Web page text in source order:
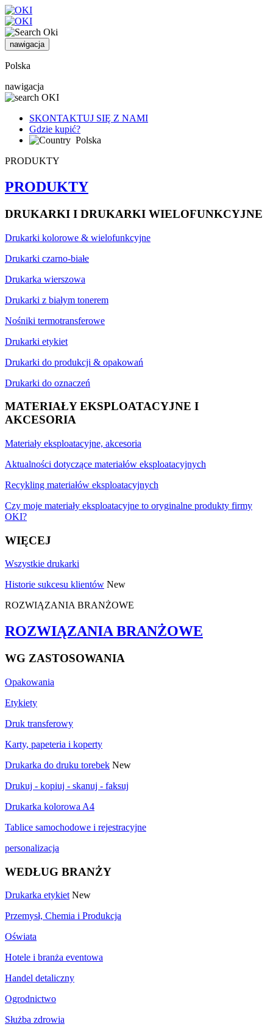
nawigacja
Polska
nawigacja
SKONTAKTUJ SIĘ Z NAMI
Gdzie kupić?
Polska
PRODUKTY
PRODUKTY
DRUKARKI I DRUKARKI WIELOFUNKCYJNE
Drukarki kolorowe & wielofunkcyjne
Drukarki czarno-białe
Drukarka wierszowa
Drukarki z białym tonerem
Nośniki termotransferowe
Drukarki etykiet
Drukarki do produkcji & opakowań
Drukarki do oznaczeń
MATERIAŁY EKSPLOATACYJNE I
AKCESORIA
Materiały eksploatacyjne, akcesoria
Aktualności dotyczące materiałów eksploatacyjnych
Recykling materiałów eksploatacyjnych
Czy moje materiały eksploatacyjne to oryginalne produkty firmy
OKI?
WIĘCEJ
Wszystkie drukarki
Historie sukcesu klientów New
ROZWIĄZANIA BRANŻOWE
ROZWIĄZANIA BRANŻOWE
WG ZASTOSOWANIA
Opakowania
Etykiety
Druk transferowy
Karty, papeteria i koperty
Drukarka do druku torebek New
Drukuj - kopiuj - skanuj - faksuj
Drukarka kolorowa A4
Tablice samochodowe i rejestracyjne
personalizacja
WEDŁUG BRANŻY
Drukarka etykiet New
Przemysł, Chemia i Produkcja
Oświata
Hotele i branża eventowa
Handel detaliczny
Ogrodnictwo
Służba zdrowia